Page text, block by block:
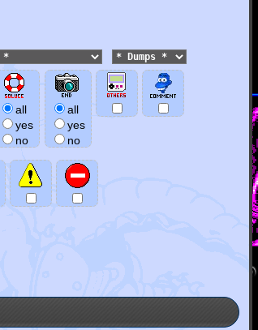
all
yes
no
all
yes
no